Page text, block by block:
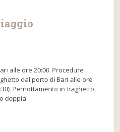
alle ore 20:00. Procedure
dal porto di Bari alle ore
Pernottamento in traghetto,
doppia.